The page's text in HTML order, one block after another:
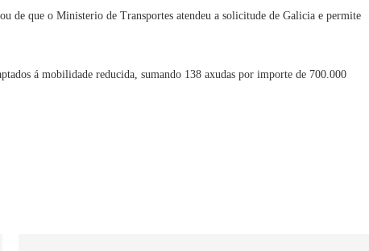
de que o Ministerio de Transportes atendeu a solicitude de Galicia e permite
á mobilidade reducida, sumando 138 axudas por importe de 700.000